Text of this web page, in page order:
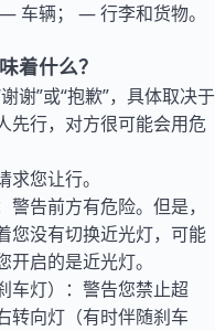
车辆； — 行李和货物。
着什么？
谢”或“抱歉”，具体取决于
先行，对方很可能会用危
您让行。
告前方有危险。但是，
您没有切换近光灯，可能
启的是近光灯。
车灯）：警告您禁止超
转向灯（有时伴随刹车